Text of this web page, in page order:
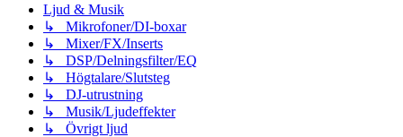
Ljud & Musik
↳ Mikrofoner/DI-boxar
↳ Mixer/FX/Inserts
↳ DSP/Delningsfilter/EQ
↳ Högtalare/Slutsteg
↳ DJ-utrustning
↳ Musik/Ljudeffekter
↳ Övrigt ljud